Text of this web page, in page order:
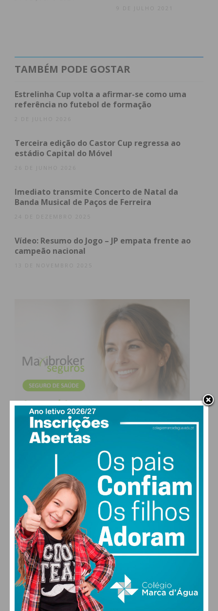
TAMBÉM PODE GOSTAR
Estrelinha Cup volta a afirmar-se como uma
referência no futebol de formação
Terceira edição do Castor Cup regressa ao
estádio Capital do Móvel
Imediato transmite Concerto de Natal da
Banda Musical de Paços de Ferreira
24 DE DEZEMBRO 2025
Vídeo: Resumo do Jogo – JP empata frente ao
campeão nacional